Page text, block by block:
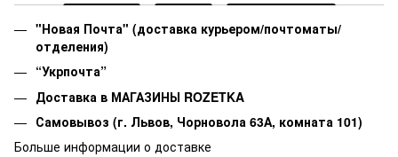
"Новая Почта" (доставка курьером/почтоматы/
отделения)
“Укрпочта”
Доставка в МАГАЗИНЫ ROZETKA
Самовывоз (г. Львов, Чорновола 63А, комната 101)
Больше информации о доставке